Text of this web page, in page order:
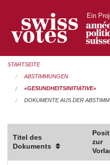
Ein
STARTSEITE
ABSTIMMUNGEN
«GESUNDHEITSINITIATIVE»
DOKUMENTE AUS DER
Titel des
Dokuments
zur